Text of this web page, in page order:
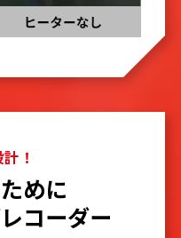
！
めに
コーダー